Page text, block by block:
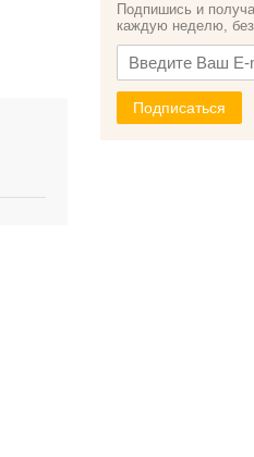
Подпишись и
каждую неделю,
Подписаться